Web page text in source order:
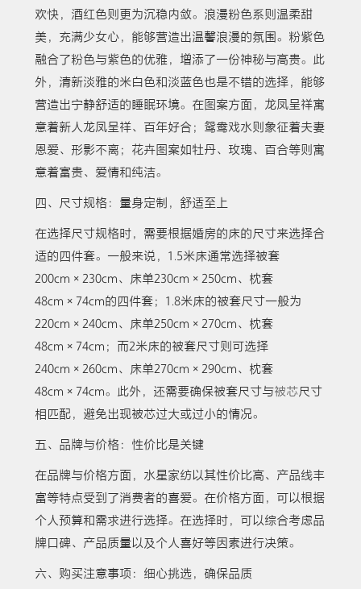
欢快，酒红色则更为沉稳内敛。浪漫粉色系则温柔甜
美，充满少女心，能够营造出温馨浪漫的氛围。粉紫色
融合了粉色与紫色的优雅，增添了一份神秘与高贵。此
外，清新淡雅的米白色和淡蓝色也是不错的选择，能够
营造出宁静舒适的睡眠环境。在图案方面，龙凤呈祥寓
意着新人龙凤呈祥、百年好合；鸳鸯戏水则象征着夫妻
恩爱、形影不离；花卉图案如牡丹、玫瑰、百合等则寓
意着富贵、爱情和纯洁。
四、尺寸规格：量身定制，舒适至上
在选择尺寸规格时，需要根据婚房的床的尺寸来选择合
适的四件套。一般来说，1.5米床通常选择被套
200cm×230cm、床单230cm×250cm、枕套
48cm×74cm的四件套；1.8米床的被套尺寸一般为
220cm×240cm、床单250cm×270cm、枕套
48cm×74cm；而2米床的被套尺寸则可选择
240cm×260cm、床单270cm×290cm、枕套
48cm×74cm。此外，还需要确保被套尺寸与被芯尺寸
相匹配，避免出现被芯过大或过小的情况。
五、品牌与价格：性价比是关键
在品牌与价格方面，水星家纺以其性价比高、产品线丰
富等特点受到了消费者的喜爱。在价格方面，可以根据
个人预算和需求进行选择。在选择时，可以综合考虑品
牌口碑、产品质量以及个人喜好等因素进行决策。
六、购买注意事项：细心挑选，确保品质